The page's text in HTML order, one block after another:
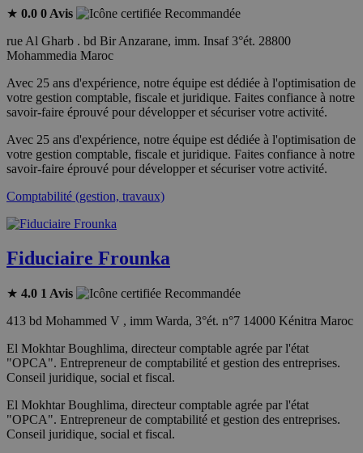
★ 0.0 0 Avis
Recommandée
rue Al Gharb . bd Bir Anzarane, imm. Insaf 3°ét. 28800
Mohammedia Maroc
Avec 25 ans d'expérience, notre équipe est dédiée à l'optimisation de
votre gestion comptable, fiscale et juridique. Faites confiance à notre
savoir-faire éprouvé pour développer et sécuriser votre activité.
Avec 25 ans d'expérience, notre équipe est dédiée à l'optimisation de
votre gestion comptable, fiscale et juridique. Faites confiance à notre
savoir-faire éprouvé pour développer et sécuriser votre activité.
Comptabilité (gestion, travaux)
Fiduciaire Frounka
★ 4.0 1 Avis
Recommandée
413 bd Mohammed V , imm Warda, 3°ét. n°7 14000 Kénitra Maroc
El Mokhtar Boughlima, directeur comptable agrée par l'état
"OPCA". Entrepreneur de comptabilité et gestion des entreprises.
Conseil juridique, social et fiscal.
El Mokhtar Boughlima, directeur comptable agrée par l'état
"OPCA". Entrepreneur de comptabilité et gestion des entreprises.
Conseil juridique, social et fiscal.